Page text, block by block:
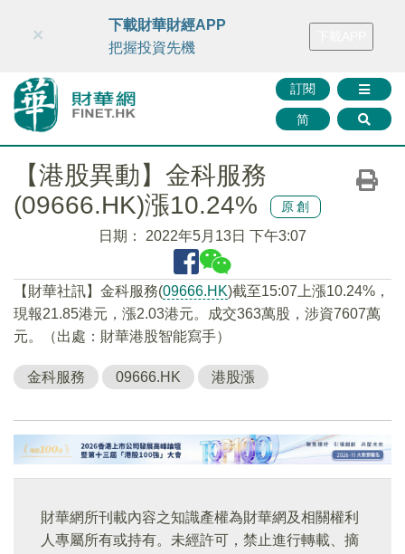
財華智庫網 FINTV FINMETA 財華證券 媒體矩陣
訂閱
简
×
下載財華財經APP
把握投資先機
【港股異動】金科服務
(09666.HK)漲10.24%
原創
日期： 2022年5月13日 下午3:07
【財華社訊】金科服務(09666.HK)截至15:07上漲10.24%，
現報21.85港元，漲2.03港元。成交363萬股，涉資7607萬
元。（出處：財華港股智能寫手）
金科服務 09666.HK 港股漲
財華網所刊載內容之知識產權為財華網及相關權利
人專屬所有或持有。未經許可，禁止進行轉載、摘